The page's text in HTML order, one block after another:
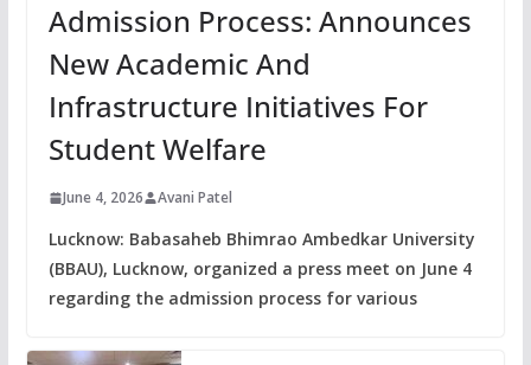
Admission Process: Announces
New Academic And
Infrastructure Initiatives For
Student Welfare
June 4, 2026 Avani Patel
Lucknow: Babasaheb Bhimrao Ambedkar University
(BBAU), Lucknow, organized a press meet on June 4
regarding the admission process for various